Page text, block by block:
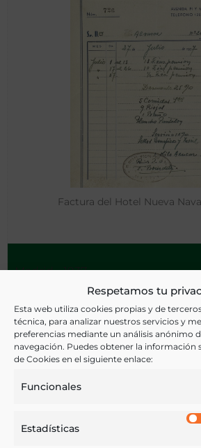
Respetamos tu
Esta web utiliza cookies propias y de
técnica, para analizar nuestros servicios y
preferencias mediante un análisis anónimo
navegación. Puedes obtener la información
de Cookies en el siguiente enlace:
Funcionales
Estadísticas
Factura del Hotel Nueva
Madrid - 1937